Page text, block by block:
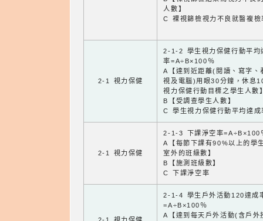
人數】
C 裸視篩檢視力不良就醫複檢
2-1 視力保健
2-1-2 學生視力保健行動平均
率=A÷B×100％
A【達到近距離(閱讀、寫字、
視及電腦)用眼30分鐘，休息
視力保健行動目標之學生人數
B【受調查學生人數】
C 學生視力保健行動平均達成
2-1 視力保健
2-1-3 下課淨空率=A÷B×100
A【每節下課有90%以上的學
室外的班級數】
B【施測班級數】
C 下課淨空率
2-1-4 學生戶外活動120達成
=A÷B×100％
A【達到每天戶外活動(含戶外